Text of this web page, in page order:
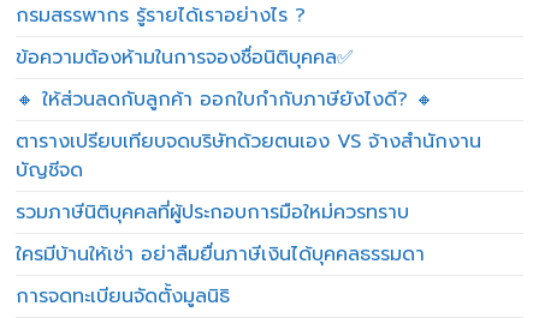
กรมสรรพากร รู้รายได้เราอย่างไร ?
ข้อความต้องห้ามในการจองชื่อนิติบุคคล✅
🔸 ให้ส่วนลดกับลูกค้า ออกใบกำกับภาษียังไงดี? 🔸
ตารางเปรียบเทียบจดบริษัทด้วยตนเอง VS จ้างสำนักงาน
บัญชีจด
รวมภาษีนิติบุคคลที่ผู้ประกอบการมือใหม่ควรทราบ
ใครมีบ้านให้เช่า อย่าลืมยื่นภาษีเงินได้บุคคลธรรมดา
การจดทะเบียนจัดตั้งมูลนิธิ